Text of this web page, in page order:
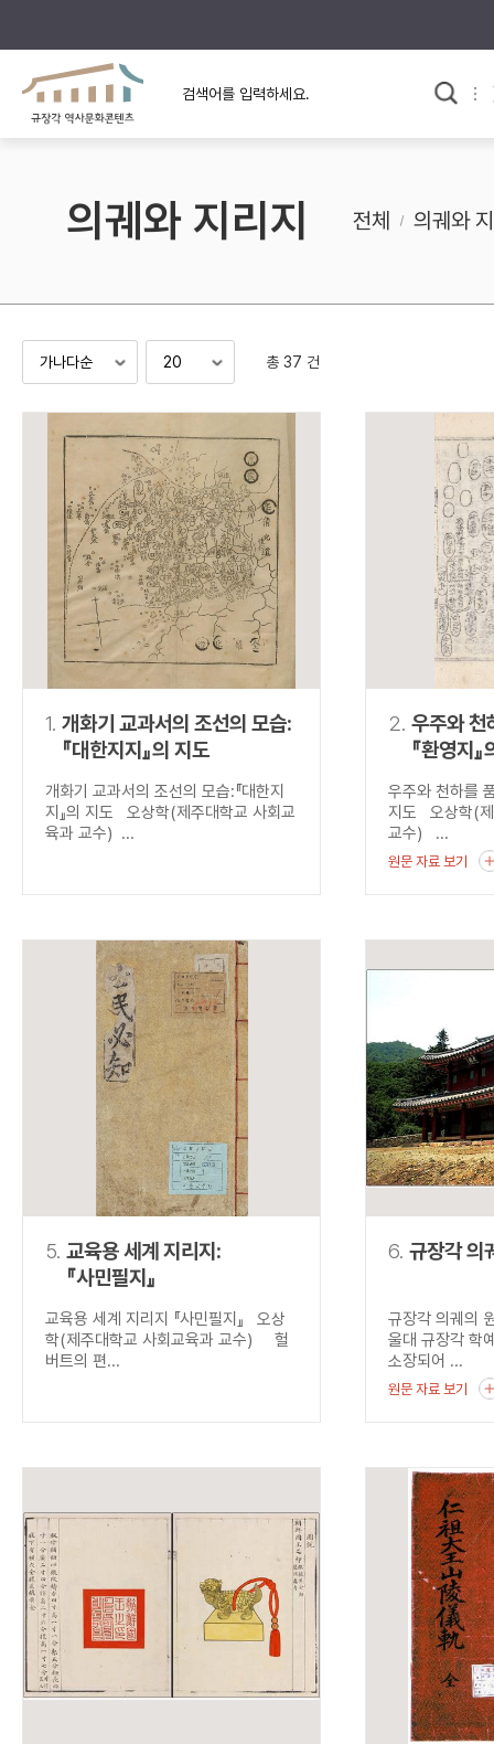
규장각의 어제와 오늘
규장각 소개영상
사료와 문학으로 본
고대
고려
조선 후기
검색 연산자 사용안내
연산자
AND 정조 AND 정약용
“정조”와 “정약
OR 정조 OR 정약용 “정조” 또는 “
NOT 정조 NOT 정약용
“정조”가 나온
료를 검색
동시에 여러 개의 연산자를 사용할 수 있습니다.
의궤와 지리지 전체 의궤와
총 37 건
1. 개화기 교과서의 조선의 모습:
『대한지지』의 지도
개화기 교과서의 조선의 모습:『대한지
지』의 지도 오상학(제주대학교 사회교
육과 교수) ...
2. 우주와 천
『환영지
우주와 천하를
지도 오상학(제
교수) ...
원문 자료 보기
5. 교육용 세계 지리지:
『사민필지』
교육용 세계 지리지 『사민필지』 오상
학(제주대학교 사회교육과 교수) 헐
버트의 편...
6. 규장각 의
규장각 의궤의
울대 규장각 학
소장되어 ...
원문 자료 보기